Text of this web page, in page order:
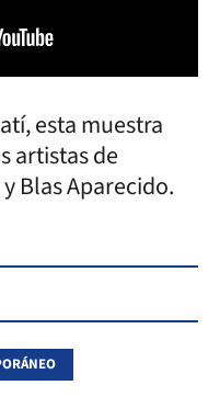
esta muestra
artistas de
Blas Aparecido.